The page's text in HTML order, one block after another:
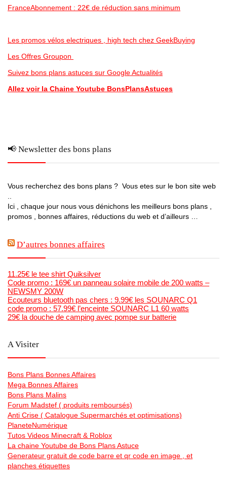
FranceAbonnement : 22€ de réduction sans minimum
Les promos vélos electriques , high tech chez GeekBuying
Les Offres Groupon
Suivez bons plans astuces sur Google Actualités
Allez voir la Chaine Youtube BonsPlansAstuces
📢 Newsletter des bons plans
Vous recherchez des bons plans ? Vous etes sur le bon site web
..
Ici , chaque jour nous vous dénichons les meilleurs bons plans ,
promos , bonnes affaires, réductions du web et d’ailleurs …
D’autres bonnes affaires
11.25€ le tee shirt Quiksilver
Code promo : 169€ un panneau solaire mobile de 200 watts –
NEWSMY 200W
Ecouteurs bluetooth pas chers : 9.99€ les SOUNARC Q1
code promo : 57.99€ l’enceinte SOUNARC L1 60 watts
29€ la douche de camping avec pompe sur batterie
A Visiter
Bons Plans Bonnes Affaires
Mega Bonnes Affaires
Bons Plans Malins
Forum Madstef ( produits remboursés)
Anti Crise ( Catalogue Supermarchés et optimisations)
PlaneteNumérique
Tutos Videos Minecraft & Roblox
La chaine Youtube de Bons Plans Astuce
Generateur gratuit de code barre et qr code en image , et
planches étiquettes